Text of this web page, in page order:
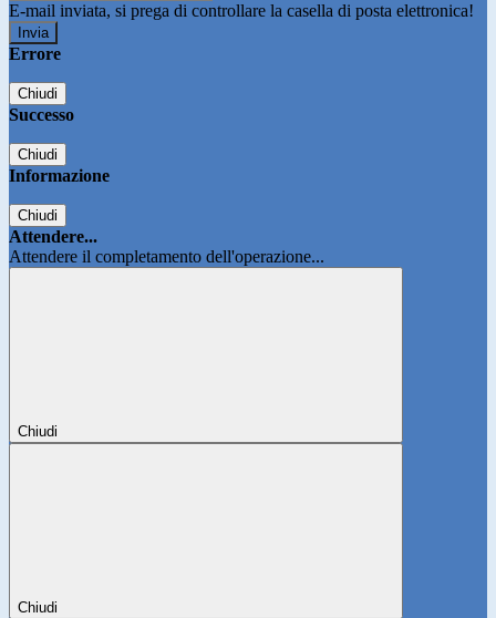
E-mail inviata, si prega di controllare la casella di posta elettronica!
Errore
Chiudi
Successo
Chiudi
Informazione
Chiudi
Attendere...
Attendere il completamento dell'operazione...
Chiudi
Chiudi